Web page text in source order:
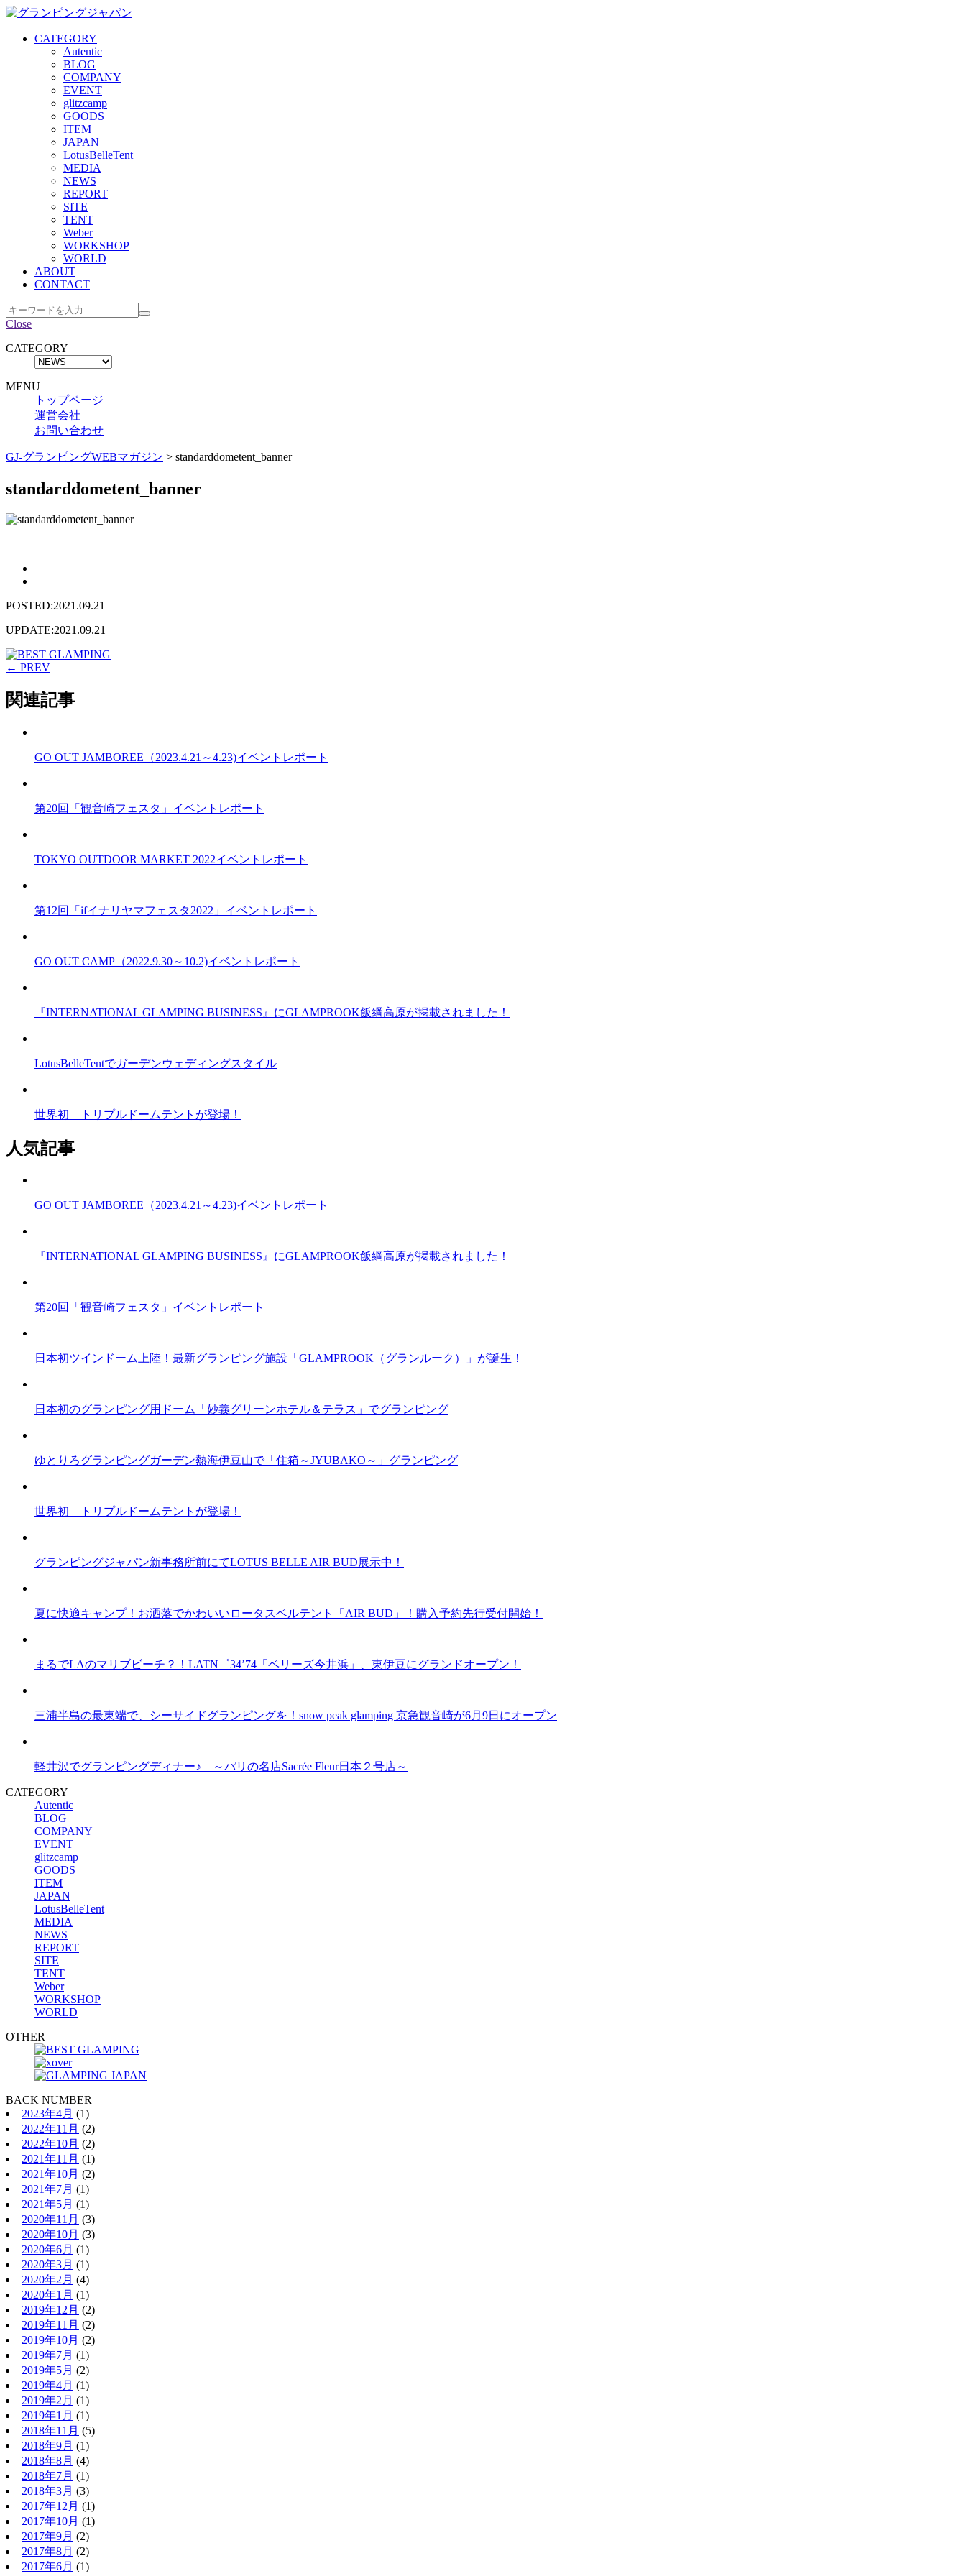
CATEGORY
Autentic
BLOG
COMPANY
EVENT
glitzcamp
GOODS
ITEM
JAPAN
LotusBelleTent
MEDIA
NEWS
REPORT
SITE
TENT
Weber
WORKSHOP
WORLD
ABOUT
CONTACT
Close
CATEGORY
MENU
トップページ
運営会社
お問い合わせ
GJ-グランピングWEBマガジン > standarddometent_banner
standarddometent_banner
POSTED:2021.09.21
UPDATE:2021.09.21
← PREV
関連記事
GO OUT JAMBOREE（2023.4.21～4.23)イベントレポート
第20回「観音崎フェスタ」イベントレポート
TOKYO OUTDOOR MARKET 2022イベントレポート
第12回「ifイナリヤマフェスタ2022」イベントレポート
GO OUT CAMP（2022.9.30～10.2)イベントレポート
『INTERNATIONAL GLAMPING BUSINESS』にGLAMPROOK飯綱高原が掲載されました！
LotusBelleTentでガーデンウェディングスタイル
世界初 トリプルドームテントが登場！
人気記事
GO OUT JAMBOREE（2023.4.21～4.23)イベントレポート
『INTERNATIONAL GLAMPING BUSINESS』にGLAMPROOK飯綱高原が掲載されました！
第20回「観音崎フェスタ」イベントレポート
日本初ツインドーム上陸！最新グランピング施設「GLAMPROOK（グランルーク）」が誕生！
日本初のグランピング用ドーム「妙義グリーンホテル＆テラス」でグランピング
ゆとりろグランピングガーデン熱海伊豆山で「住箱～JYUBAKO～」グランピング
世界初 トリプルドームテントが登場！
グランピングジャパン新事務所前にてLOTUS BELLE AIR BUD展示中！
夏に快適キャンプ！お洒落でかわいいロータスベルテント「AIR BUD」！購入予約先行受付開始！
まるでLAのマリブビーチ？！LATN゜34’74「ベリーズ今井浜」、東伊豆にグランドオープン！
三浦半島の最東端で、シーサイドグランピングを！snow peak glamping 京急観音崎が6月9日にオープン
軽井沢でグランピングディナー♪ ～パリの名店Sacrée Fleur日本２号店～
CATEGORY
Autentic
BLOG
COMPANY
EVENT
glitzcamp
GOODS
ITEM
JAPAN
LotusBelleTent
MEDIA
NEWS
REPORT
SITE
TENT
Weber
WORKSHOP
WORLD
OTHER
BACK NUMBER
2023年4月 (1)
2022年11月 (2)
2022年10月 (2)
2021年11月 (1)
2021年10月 (2)
2021年7月 (1)
2021年5月 (1)
2020年11月 (3)
2020年10月 (3)
2020年6月 (1)
2020年3月 (1)
2020年2月 (4)
2020年1月 (1)
2019年12月 (2)
2019年11月 (2)
2019年10月 (2)
2019年7月 (1)
2019年5月 (2)
2019年4月 (1)
2019年2月 (1)
2019年1月 (1)
2018年11月 (5)
2018年9月 (1)
2018年8月 (4)
2018年7月 (1)
2018年3月 (3)
2017年12月 (1)
2017年10月 (1)
2017年9月 (2)
2017年8月 (2)
2017年6月 (1)